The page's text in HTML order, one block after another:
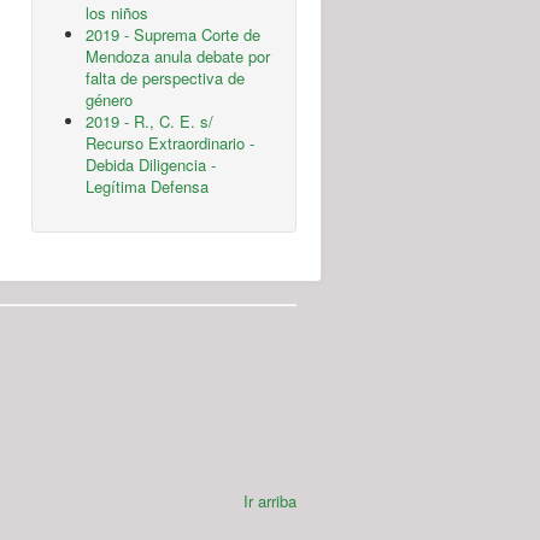
los niños
2019 - Suprema Corte de
Mendoza anula debate por
falta de perspectiva de
género
2019 - R., C. E. s/
Recurso Extraordinario -
Debida Diligencia -
Legítima Defensa
Ir arriba